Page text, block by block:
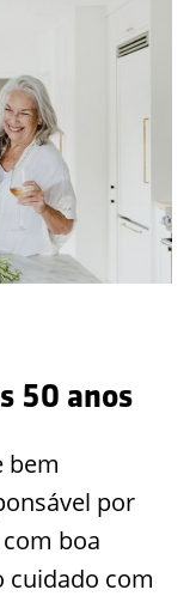
50 anos
bem
por
boa
cuidado com